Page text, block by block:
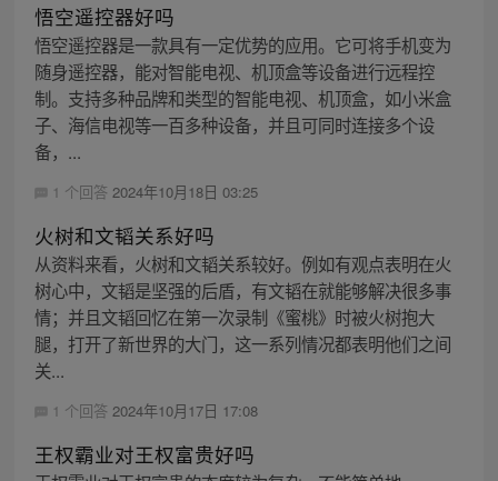
悟空遥控器好吗
悟空遥控器是一款具有一定优势的应用。它可将手机变为
随身遥控器，能对智能电视、机顶盒等设备进行远程控
制。支持多种品牌和类型的智能电视、机顶盒，如小米盒
子、海信电视等一百多种设备，并且可同时连接多个设
备，...
1 个回答 2024年10月18日 03:25
火树和文韬关系好吗
从资料来看，火树和文韬关系较好。例如有观点表明在火
树心中，文韬是坚强的后盾，有文韬在就能够解决很多事
情；并且文韬回忆在第一次录制《蜜桃》时被火树抱大
腿，打开了新世界的大门，这一系列情况都表明他们之间
关...
1 个回答 2024年10月17日 17:08
王权霸业对王权富贵好吗